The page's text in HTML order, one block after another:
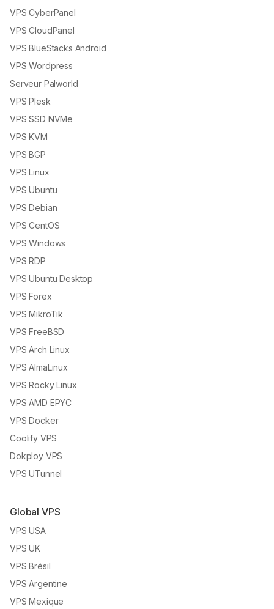
VPS CyberPanel
VPS CloudPanel
VPS BlueStacks Android
VPS Wordpress
Serveur Palworld
VPS Plesk
VPS SSD NVMe
VPS KVM
VPS BGP
VPS Linux
VPS Ubuntu
VPS Debian
VPS CentOS
VPS Windows
VPS RDP
VPS Ubuntu Desktop
VPS Forex
VPS MikroTik
VPS FreeBSD
VPS Arch Linux
VPS AlmaLinux
VPS Rocky Linux
VPS AMD EPYC
VPS Docker
Coolify VPS
Dokploy VPS
VPS UTunnel
Global VPS
VPS USA
VPS UK
VPS Brésil
VPS Argentine
VPS Mexique